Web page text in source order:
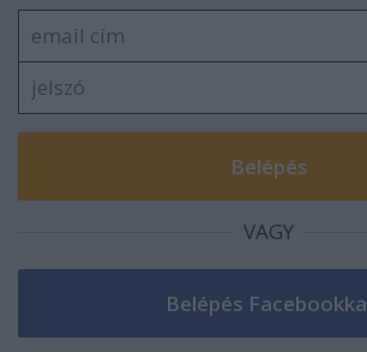
VAGY